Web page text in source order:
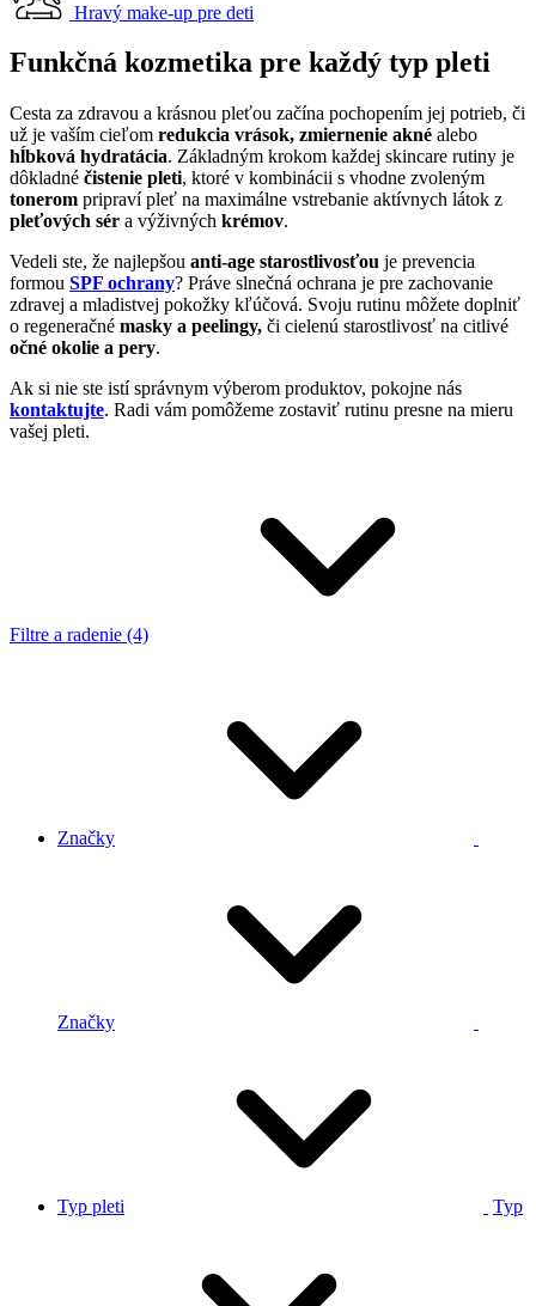
Hravý make-up pre deti
Funkčná kozmetika pre každý typ pleti
Cesta za zdravou a krásnou pleťou začína pochopením jej potrieb, či
už je vaším cieľom redukcia vrások, zmiernenie akné alebo
hĺbková hydratácia. Základným krokom každej skincare rutiny je
dôkladné čistenie pleti, ktoré v kombinácii s vhodne zvoleným
tonerom pripraví pleť na maximálne vstrebanie aktívnych látok z
pleťových sér a výživných krémov.
Vedeli ste, že najlepšou anti-age starostlivosťou je prevencia
formou SPF ochrany? Práve slnečná ochrana je pre zachovanie
zdravej a mladistvej pokožky kľúčová. Svoju rutinu môžete doplniť
o regeneračné masky a peelingy, či cielenú starostlivosť na citlivé
očné okolie a pery.
Ak si nie ste istí správnym výberom produktov, pokojne nás
kontaktujte. Radi vám pomôžeme zostaviť rutinu presne na mieru
vašej pleti.
Filtre a radenie (4)
Značky
Značky
Typ pleti Typ